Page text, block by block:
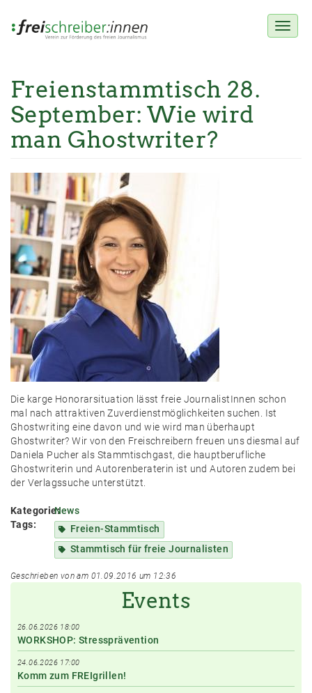
Direkt
zum
Inhalt
Toggle
Freienstammtisch 28.
September: Wie wird
man Ghostwriter?
Die karge Honorarsituation lässt freie JournalistInnen schon
mal nach attraktiven Zuverdienstmöglichkeiten suchen. Ist
Ghostwriting eine davon und wie wird man überhaupt
Ghostwriter? Wir von den Freischreibern freuen uns diesmal auf
Daniela Pucher als Stammtischgast, die hauptberufliche
Ghostwriterin und Autorenberaterin ist und Autoren zudem bei
der Verlagssuche unterstützt.
Kategorie:News
Tags:
Freien-Stammtisch
Stammtisch für freie Journalisten
Geschrieben von am 01.09.2016 um 12:36
Events
26.06.2026 18:00
WORKSHOP: Stressprävention
24.06.2026 17:00
Komm zum FREIgrillen!